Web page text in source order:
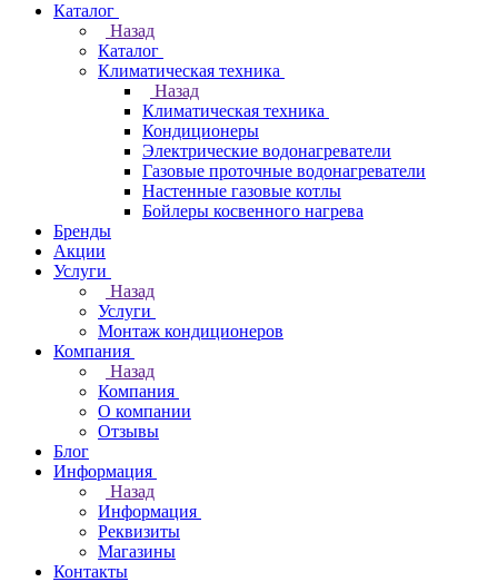
Каталог
Назад
Каталог
Климатическая техника
Назад
Климатическая техника
Кондиционеры
Электрические водонагреватели
Газовые проточные водонагреватели
Настенные газовые котлы
Бойлеры косвенного нагрева
Бренды
Акции
Услуги
Назад
Услуги
Монтаж кондиционеров
Компания
Назад
Компания
О компании
Отзывы
Блог
Информация
Назад
Информация
Реквизиты
Магазины
Контакты